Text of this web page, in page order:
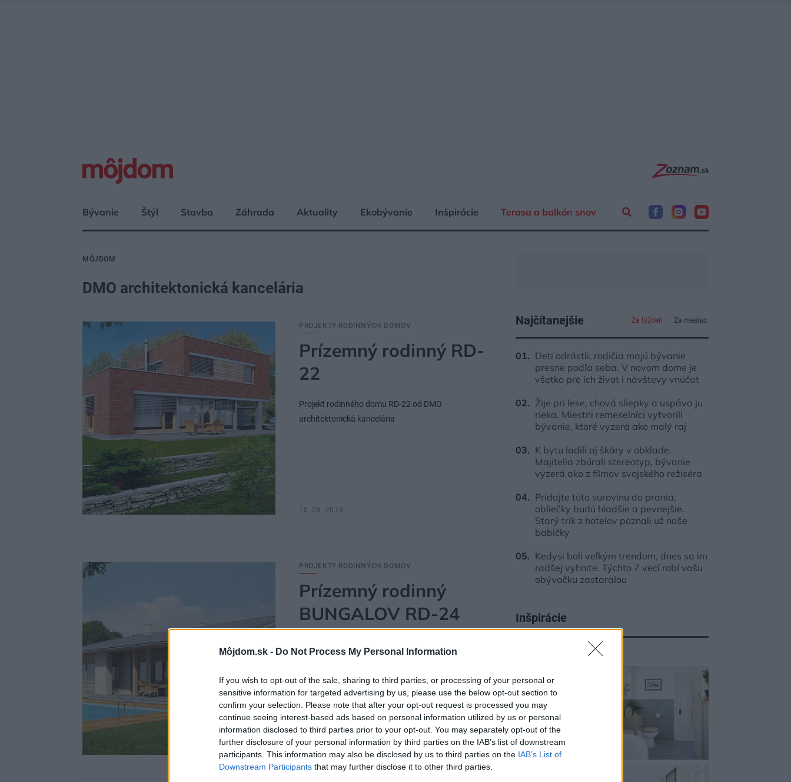
Môjdom.sk - Do Not Process My Personal Information
If you wish to opt-out of the sale, sharing to third parties, or processing of your personal or
sensitive information for targeted advertising by us, please use the below opt-out section to
confirm your selection. Please note that after your opt-out request is processed you may
continue seeing interest-based ads based on personal information utilized by us or personal
information disclosed to third parties prior to your opt-out. You may separately opt-out of the
further disclosure of your personal information by third parties on the IAB’s list of downstream
participants. This information may also be disclosed by us to third parties on the IAB’s List of
Downstream Participants that may further disclose it to other third parties.
Bývanie Štýl Stavba Záhrada Aktuality Ekobývanie Inšpirácie Terasa a balkón snov
MÔJDOM
DMO architektonická kancelária
PROJEKTY RODINNÝCH DOMOV
Prízemný rodinný RD-
22
Projekt rodinného domu RD-22 od DMO
architektonická kancelária
10. 08. 2019
PROJEKTY RODINNÝCH DOMOV
Prízemný rodinný
BUNGALOV RD-24
architektonická kancelária
10. 08. 2019
Najčítanejšie Za týždeň Za mesiac
Deti odrástli, rodičia majú bývanie
presne podľa seba. V novom dome je
všetko pre ich život i návštevy vnúčat
Žije pri lese, chová sliepky a uspáva ju
rieka. Miestni remeselníci vytvorili
bývanie, ktoré vyzerá ako malý raj
K bytu ladili aj škáry v obklade.
Majitelia zbúrali stereotyp, bývanie
vyzerá ako z filmov svojského režiséra
Pridajte túto surovinu do prania,
obliečky budú hladšie a pevnejšie.
Starý trik z hotelov poznali už naše
babičky
Kedysi boli veľkým trendom, dnes sa im
radšej vyhnite. Týchto 7 vecí robí vašu
obývačku zastaralou
Inšpirácie
zelená